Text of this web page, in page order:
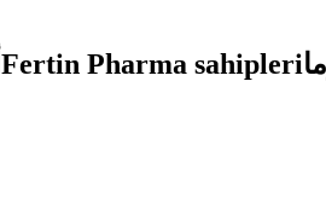
Fertin Pharma sahipleri